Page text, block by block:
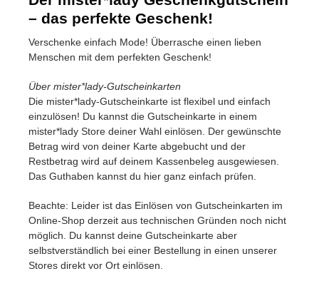
– das perfekte Geschenk!
Verschenke einfach Mode! Überrasche einen lieben
Menschen mit dem perfekten Geschenk!
Über mister*lady-Gutscheinkarten
Die mister*lady-Gutscheinkarte ist flexibel und einfach
einzulösen! Du kannst die Gutscheinkarte in einem
mister*lady Store deiner Wahl einlösen. Der gewünschte
Betrag wird von deiner Karte abgebucht und der
Restbetrag wird auf deinem Kassenbeleg ausgewiesen.
Das Guthaben kannst du hier ganz einfach prüfen.
Beachte: Leider ist das Einlösen von Gutscheinkarten im
Online-Shop derzeit aus technischen Gründen noch nicht
möglich. Du kannst deine Gutscheinkarte aber
selbstverständlich bei einer Bestellung in einen unserer
Stores direkt vor Ort einlösen.